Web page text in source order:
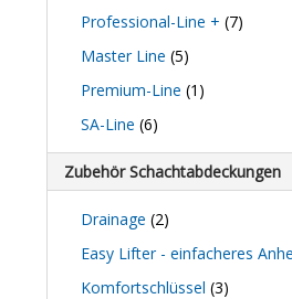
Professional-Line + (7)
Master Line (5)
Premium-Line (1)
SA-Line (6)
Zubehör Schachtabdeckungen
Drainage (2)
Easy Lifter - einfacheres
Komfortschlüssel (3)